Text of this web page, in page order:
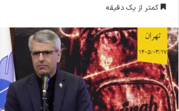
کمتر از یک دقیقه